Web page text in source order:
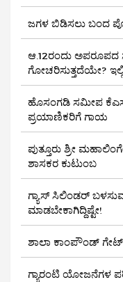
ಜಗಳ ಬಿಡಿಸಲು ಬಂದ
ಆ.12ರಂದು ಅಪರೂಪದ
ಗೋಚರಿಸುತ್ತದೆಯೇ?
ಹೊಸಂಗಡಿ ಸಮೀಪ
ಪ್ರಯಾಣಿಕರಿಗೆ ಗಾಯ
ಪುತ್ತೂರು ಶ್ರೀ
ಶಾಸಕರ ಕುಟುಂಬ
ಗ್ಯಾಸ್ ಸಿಲಿಂಡರ್
ಮಾಡಬೇಕಾಗಿದ್ದಿಷ್ಟೇ!
ಶಾಲಾ ಕಾಂಪೌಂಡ್ ಗೇಟ್
ಗ್ಯಾರಂಟಿ ಯೋಜನೆಗಳ